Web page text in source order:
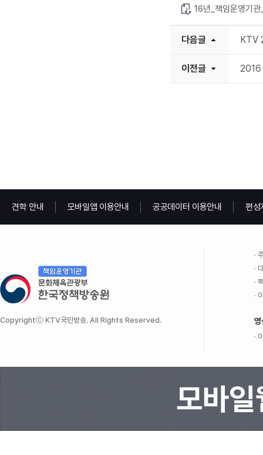
16년_책임운영기
다음글 KTV
이전글 2016
견학 안내 모바일앱 이용안내 공공데이터 이용안내 편성
Copyrightⓒ KTV국민방송. All Rights Reserved. 영
모바